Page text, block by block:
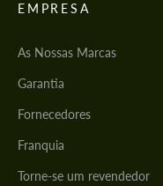
EMPRESA
As Nossas Marcas
Garantia
Fornecedores
Franquia
Torne-se um revendedor